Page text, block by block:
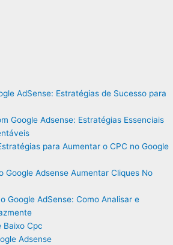
AdSense: Estratégias de Sucesso para
Google Adsense: Estratégias Essenciais
para Aumentar o CPC no Google
Google Adsense Aumentar Cliques No
Google AdSense: Como Analisar e
Baixo Cpc
Adsense